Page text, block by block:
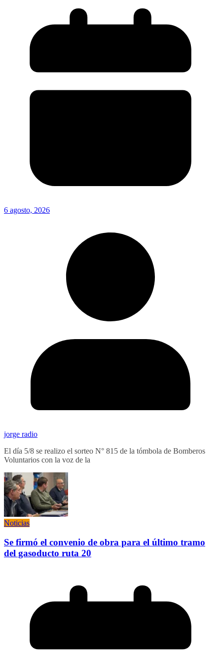
6 agosto, 2026
jorge radio
El día 5/8 se realizo el sorteo N° 815 de la tómbola de Bomberos
Voluntarios con la voz de la
Noticias
Se firmó el convenio de obra para el último tramo
del gasoducto ruta 20